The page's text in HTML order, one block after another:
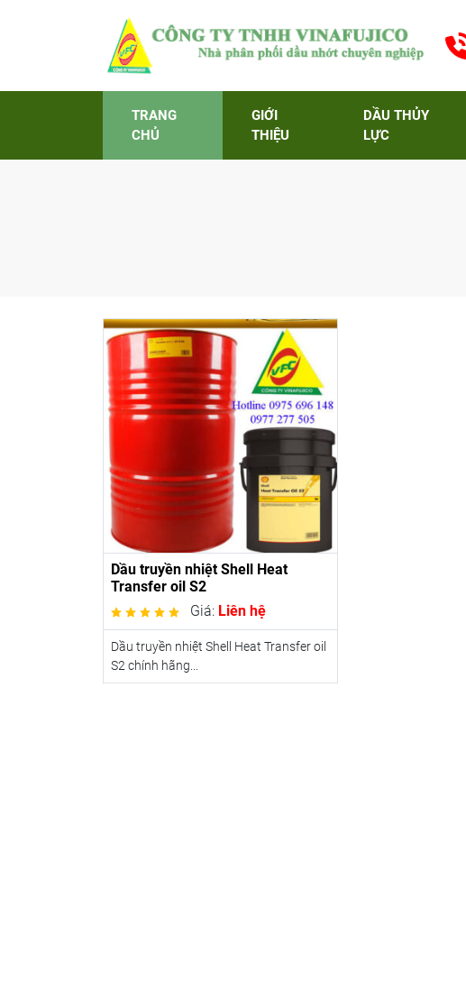
TRANG
CHỦ
GIỚI
THIỆU
DẦU THỦY
LỰC
Dầu truyền nhiệt Shell Heat
Transfer oil S2
Giá: Liên hệ
Dầu truyền nhiệt Shell Heat Transfer oil
S2 chính hãng...